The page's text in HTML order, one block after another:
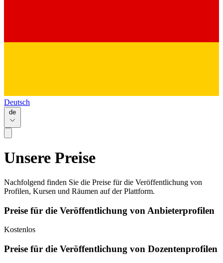
Deutsch
de
Unsere Preise
Nachfolgend finden Sie die Preise für die Veröffentlichung von
Profilen, Kursen und Räumen auf der Plattform.
Preise für die Veröffentlichung von Anbieterprofilen
Kostenlos
Preise für die Veröffentlichung von Dozentenprofilen